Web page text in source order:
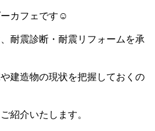
カフェです☺
耐震診断・耐震リフォームを承
建造物の現状を把握しておくの
紹介いたします。